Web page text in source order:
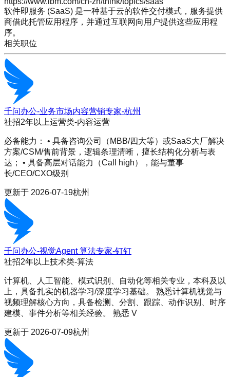
软件即服务 (SaaS) 是一种基于云的软件交付模式，服务提供
商借此托管应用程序，并通过互联网向用户提供这些应用程
序。
相关职位
千问办公-业务市场内容营销专家-杭州
社招2年以上运营类-内容运营
必备能力： • 具备咨询公司（MBB/四大等）或SaaS大厂解决
方案/CSM/售前背景，逻辑条理清晰，擅长结构化分析与表
达； • 具备高层对话能力（Call high），能与董事
长/CEO/CXO级别
更新于 2026-07-19杭州
千问办公-视觉Agent 算法专家-钉钉
社招2年以上技术类-算法
计算机、人工智能、模式识别、自动化等相关专业，本科及以
上，具备扎实的机器学习/深度学习基础。 熟悉计算机视觉与
视频理解核心方向，具备检测、分割、跟踪、动作识别、时序
建模、事件分析等相关经验。 熟悉 V
更新于 2026-07-09杭州